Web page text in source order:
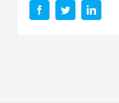
FacebookTwitter